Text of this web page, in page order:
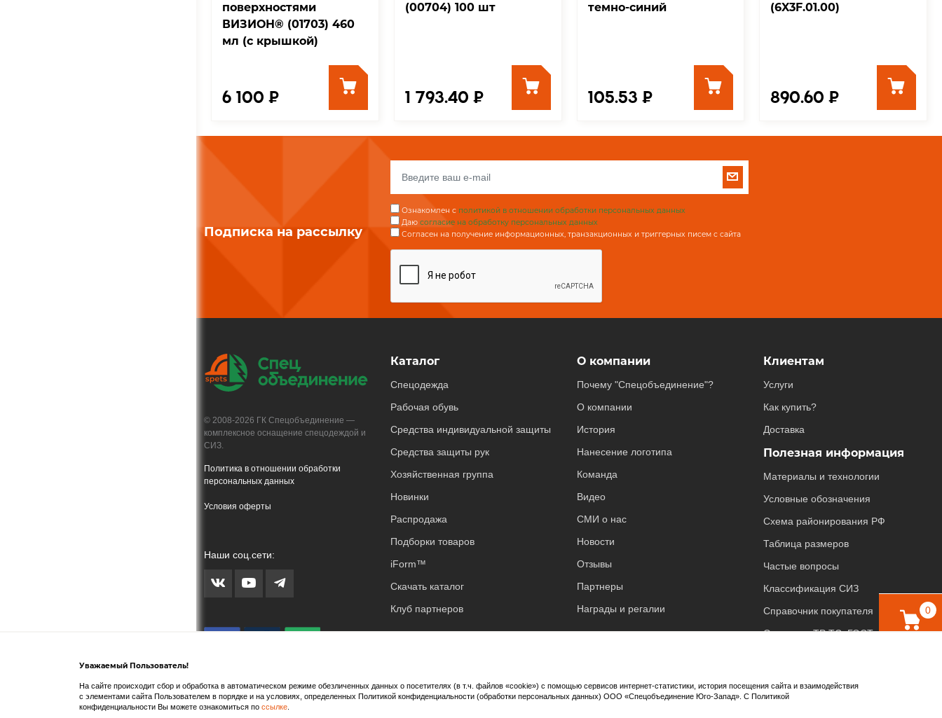
поверхностями
ВИЗИОН® (01703) 460
мл (с крышкой)
6 100 ₽
(00704) 100 шт
1 793.40 ₽
темно-синий
105.53 ₽
(6X3F.01.00)
890.60 ₽
Подписка на рассылку
Ознакомлен с политикой в отношении обработки персональных данных
Даю согласие на обработку персональных данных
Согласен на получение информационных, транзакционных и триггерных писем с сайта
Каталог
Спецодежда
Рабочая обувь
Средства индивидуальной защиты
Средства защиты рук
Хозяйственная группа
Новинки
Распродажа
Подборки товаров
iForm™
Скачать каталог
Клуб партнеров
О компании
Почему "Спецобъединение"?
О компании
История
Нанесение логотипа
Команда
Видео
СМИ о нас
Новости
Отзывы
Партнеры
Награды и регалии
Клиентам
Услуги
Как купить?
Доставка
Полезная информация
Материалы и технологии
Условные обозначения
Схема районирования РФ
Таблица размеров
Частые вопросы
Классификация СИЗ
Справочник покупателя
Основные ТР ТС, ГОСТ и ТУ
© 2008-2026 ГК Спецобъединение —
комплексное оснащение спецодеждой и
СИЗ.
Политика в отношении обработки
персональных данных
Условия оферты
Наши соц.сети:
0
Уважаемый Пользователь!
На сайте происходит сбор и обработка в автоматическом режиме обезличенных данных о посетителях (в т.ч. файлов «cookie») с помощью сервисов интернет-статистики, история посещения сайта и взаимодействия
с элементами сайта Пользователем в порядке и на условиях, определенных Политикой конфиденциальности (обработки персональных данных) ООО «Спецобъединение Юго-Запад». С Политикой
конфиденциальности Вы можете ознакомиться по ссылке.